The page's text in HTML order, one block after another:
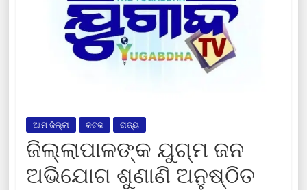
ଆମ ଜିଲ୍ଲା କଟକ ରାଜ୍ୟ
ଜିଲ୍ଲାପାଳଙ୍କ ଯୁଗ୍ମ ଜନ
ଅଭିଯୋଗ ଶୁଣାଣି ଅନୁଷ୍ଠିତ